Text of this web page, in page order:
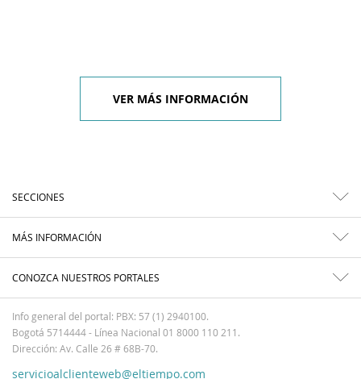
VER MÁS INFORMACIÓN
SECCIONES
MÁS INFORMACIÓN
CONOZCA NUESTROS PORTALES
Info general del portal: PBX: 57 (1) 2940100.
Bogotá 5714444 - Línea Nacional 01 8000 110 211.
Dirección: Av. Calle 26 # 68B-70.
servicioalclienteweb@eltiempo.com